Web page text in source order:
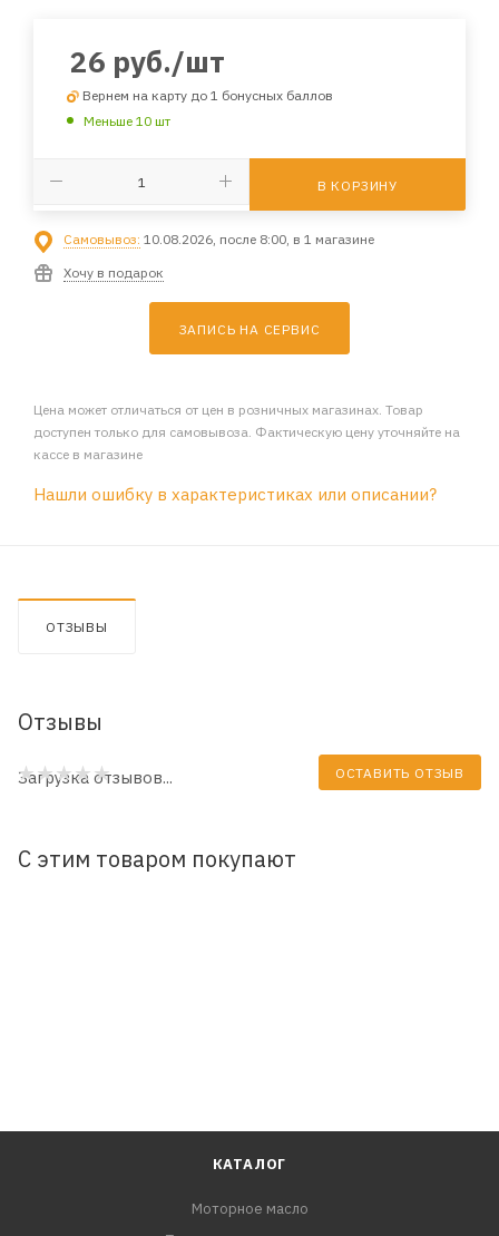
26 руб./шт
Вернем на карту до 1 бонусных баллов
Меньше 10 шт
В КОРЗИНУ
Самовывоз: 10.08.2026, после 8:00, в 1 магазине
Хочу в подарок
ЗАПИСЬ НА СЕРВИС
Цена может отличаться от цен в розничных магазинах. Товар
доступен только для самовывоза. Фактическую цену уточняйте на
кассе в магазине
Нашли ошибку в характеристиках или описании?
ОТЗЫВЫ
Отзывы
ОСТАВИТЬ ОТЗЫВ
Загрузка отзывов...
С этим товаром покупают
КАТАЛОГ
Моторное масло